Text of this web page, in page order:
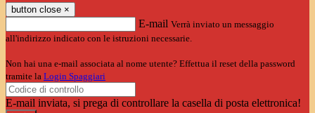
button close ×
E-mail Verrà inviato un messaggio
all'indirizzo indicato con le istruzioni necessarie.
Non hai una e-mail associata al nome utente? Effettua il reset della password
tramite la Login Spaggiari
E-mail inviata, si prega di controllare la casella di posta elettronica!